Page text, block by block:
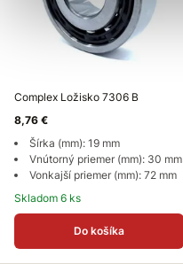
Complex Ložisko 7306 B
8,76 €
Šírka (mm): 19 mm
Vnútorný priemer (mm): 30 mm
Vonkajší priemer (mm): 72 mm
Skladom 6 ks
Do košíka